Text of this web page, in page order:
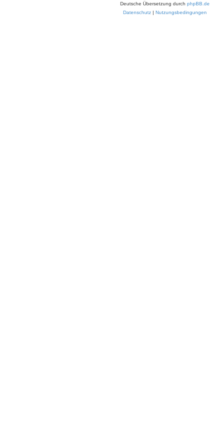
Deutsche Übersetzung durch phpBB.de
Datenschutz | Nutzungsbedingungen